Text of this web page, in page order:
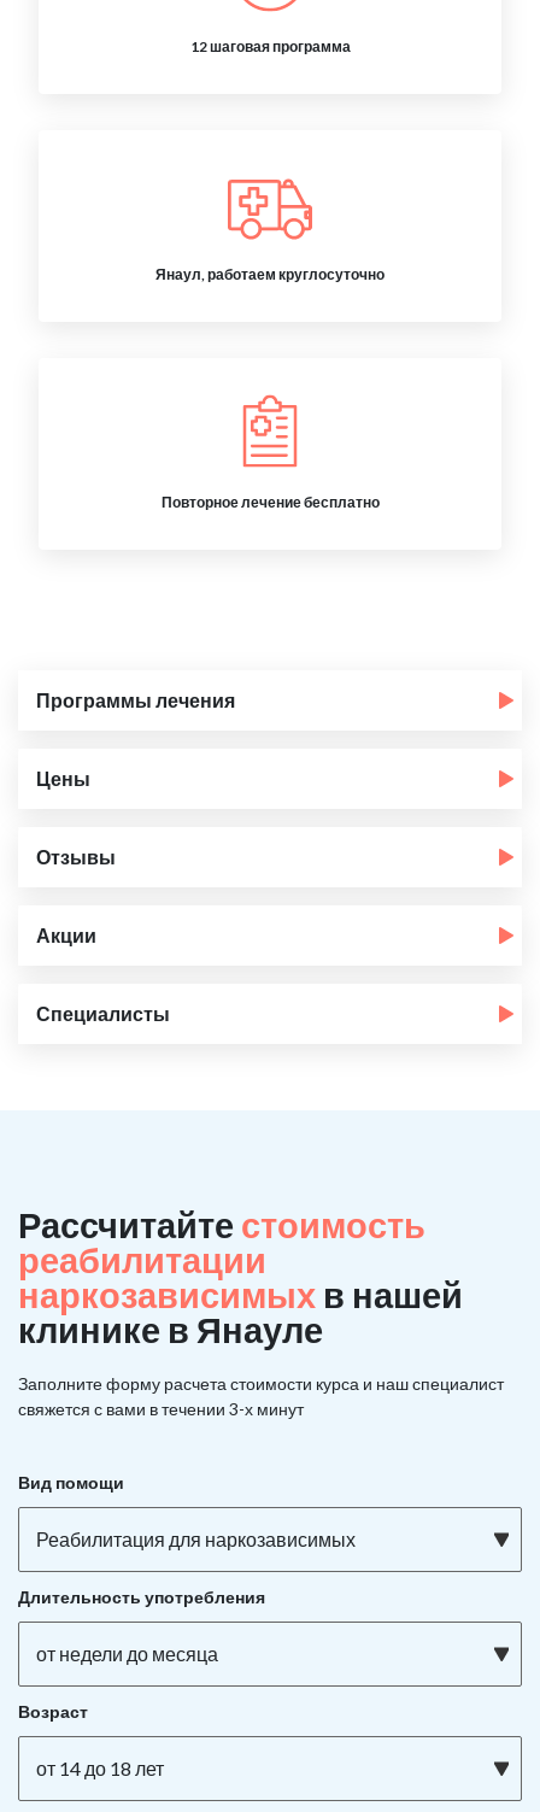
12 шаговая программа
Янаул, работаем круглосуточно
Повторное лечение бесплатно
Программы лечения
Цены
Отзывы
Акции
Специалисты
Рассчитайте стоимость
реабилитации
наркозависимых в нашей
клинике в Янауле
Заполните форму расчета стоимости курса и наш специалист
свяжется с вами в течении 3-х минут
Вид помощи
Реабилитация для наркозависимых
Длительность употребления
от недели до месяца
Возраст
от 14 до 18 лет